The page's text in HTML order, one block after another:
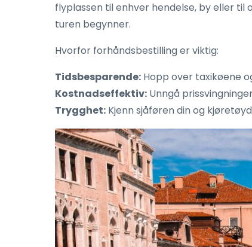
flyplassen til enhver hendelse, by eller
turen begynner.
Hvorfor forhåndsbestilling er viktig:
Tidsbesparende: Hopp over taxikøene
Kostnadseffektiv: Unngå
Trygghet: Kjenn sjåføren din og